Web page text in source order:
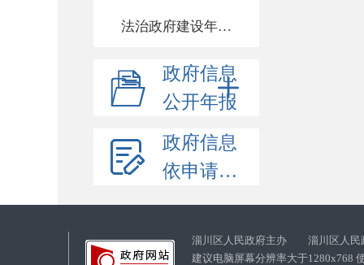
法治政府建设年度报告
政府信息
公开年报
政府信息
依申请公开
淄川区人民政府主办 淄川区人民
建议电脑屏幕分辨率大于1280x768